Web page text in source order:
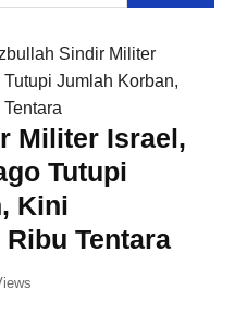
Sindir Militer
Jumlah Korban,
Militer Israel,
Tutupi
Kini
Tentara